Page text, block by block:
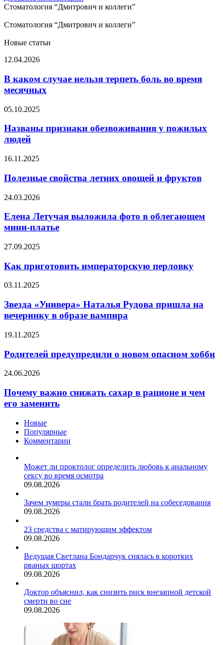
Стоматология “Дмитрович и коллеги”
Стоматология “Дмитрович и коллеги”
Новые статьи
В
случае
нельзя
терпеть
во
месячных
12.04.2026
В каком случае нельзя терпеть боль во время
месячных
Названы
обезвоживания
пожилых
05.10.2025
Названы признаки обезвоживания у пожилых
людей
Полезные
летних
овощей
и
фруктов
16.11.2025
Полезные свойства летних овощей и фруктов
Елена
фото
облегающем
платье
24.03.2026
Елена Летучая выложила фото в облегающем
мини-платье
Как
императорскую
перловку
27.09.2025
Как приготовить императорскую перловку
Звезда
Наталья
Рудова
пришла
вечеринку
образе
03.11.2025
Звезда «Универа» Наталья Рудова пришла на
вечеринку в образе вампира
Родителей
о
новом
опасном
19.11.2025
Родителей предупредили о новом опасном хобби
Почему
снижать
сахар
в
24.06.2026
Почему важно снижать сахар в рационе и чем
его заменить
Новые
Популярные
Комментарии
Может ли проктолог определить любовь к анальному
сексу во время осмотра
09.08.2026
Зачем зумеры стали брать родителей на собеседования
09.08.2026
23 средства с матирующим эффектом
09.08.2026
Ведущая Светлана Бондарчук снялась в коротких
рваных шортах
09.08.2026
Доктор объяснил, как снизить риск внезапной детской
смерти во сне
09.08.2026